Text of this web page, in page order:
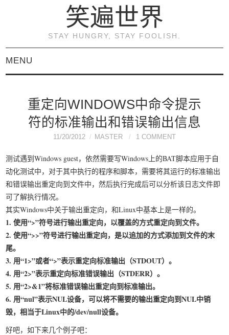
笑遍世界
STAY HUNGRY, STAY FOOLISH.
MENU
KVM虚拟化原理与实践
《KVM虚拟化技术：实
战与原理解析》
关于本博客
我要笑遍世界
重定向WINDOWS中命令提示
符的标准输出和错误输出信息
11/20/2012 MASTER 1 COMMENT
测试遇到Windows guest，依然需要写Windows上的BAT脚本应用于自
动化测试中，对于其中执行的程序和脚本，需要将其运行的标准输出
和错误输出重定向到文件中，然后执行完成后可以分析该日志文件即
可了解执行情况。
其实Windows中关于输出重定向，和Linux中基本上是一样的。
1. 使用“>”符号进行输出重定向，以覆盖的方式重定向到文件。
2. 使用“>>”符号进行输出重定向，是以追加的方式添加到文件的末
尾。
3. 用“1>”或者“>”表示重定向标准输出（STDOUT）。
4. 用“2>”表示重定向标准错误输出（STDERR）。
5. 用“2>&1”将标准错误输出重定向到标准输出。
6. 用“nul”表示NUL设备，可以将不需要的输出重定向到NUL中销
毁，相当于Linux中的/dev/null设备。
好吧，如下来几个例子吧：